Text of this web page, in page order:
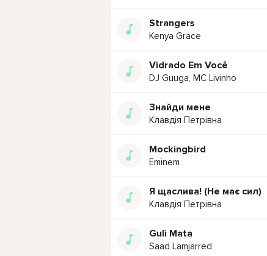
Strangers
Kenya Grace
Vidrado Em Você
DJ Guuga, MC Livinho
Знайди мене
Клавдія Петрівна
Mockingbird
Eminem
Я щаслива! (Не має сил)
Клавдія Петрівна
Guli Mata
Saad Lamjarred